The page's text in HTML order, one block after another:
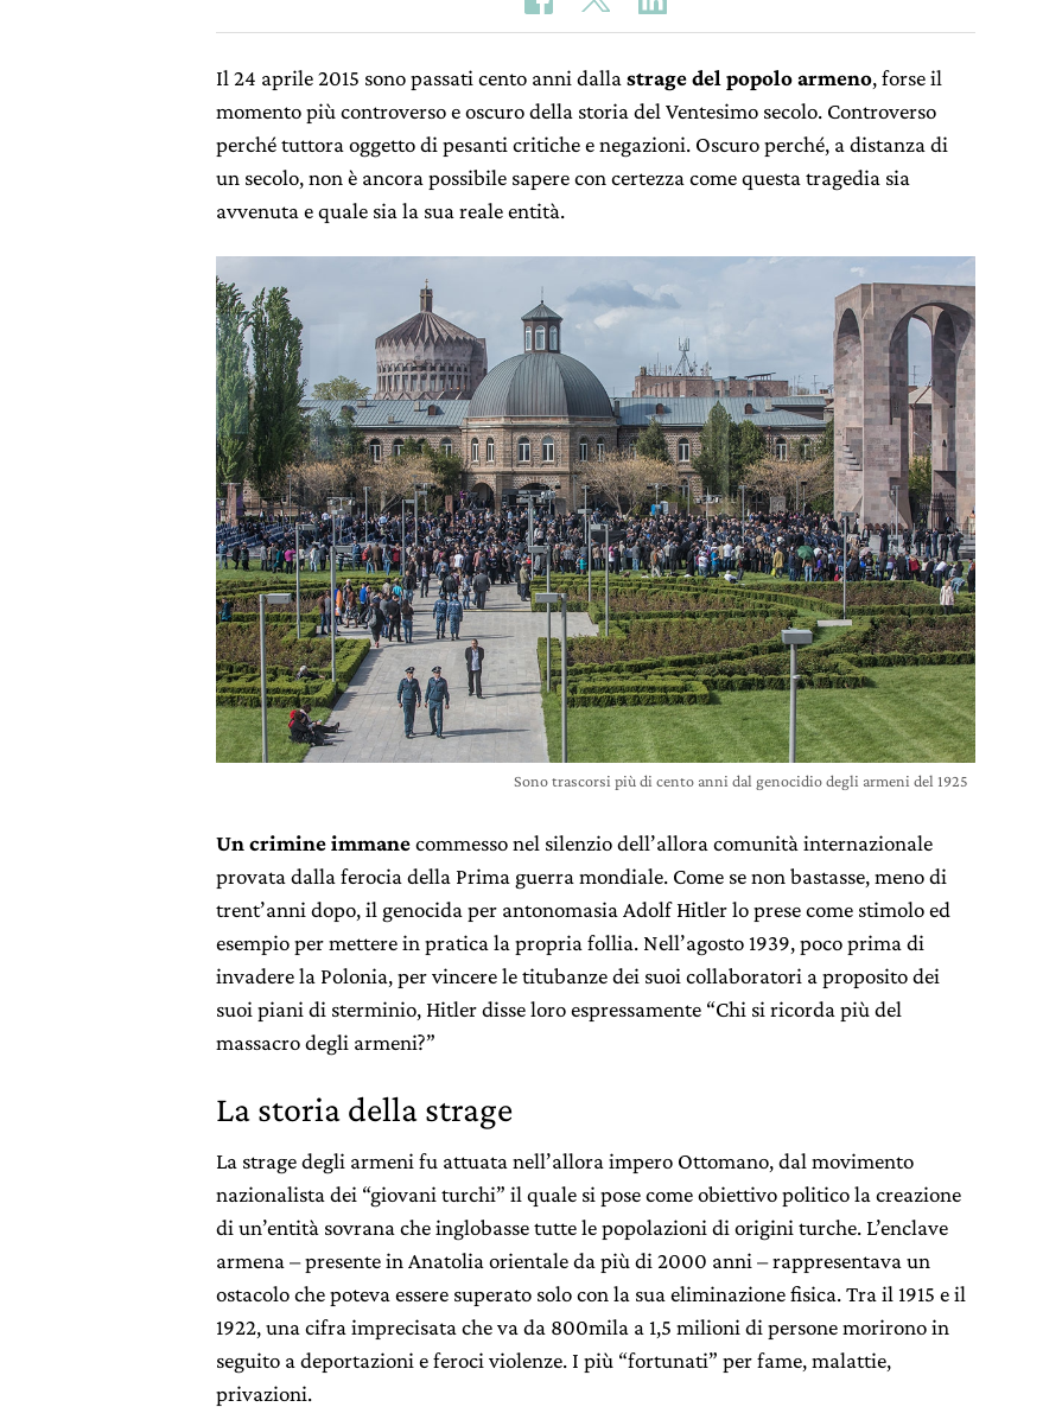
Il 24 aprile 2015 sono passati cento anni dalla strage del popolo armeno, forse il
momento più controverso e oscuro della storia del Ventesimo secolo. Controverso
perché tuttora oggetto di pesanti critiche e negazioni. Oscuro perché, a distanza di
un secolo, non è ancora possibile sapere con certezza come questa tragedia sia
avvenuta e quale sia la sua reale entità.
Sono trascorsi più di cento anni dal genocidio degli armeni del 1925
Un crimine immanecommesso nel silenzio dell’allora comunità internazionale
provata dalla ferocia della Prima guerra mondiale. Come se non bastasse, meno di
trent’anni dopo, il genocida per antonomasia Adolf Hitler lo prese come stimolo ed
esempio per mettere in pratica la propria follia. Nell’agosto 1939, poco prima di
invadere la Polonia, per vincere le titubanze dei suoi collaboratori a proposito dei
suoi piani di sterminio, Hitler disse loro espressamente “Chi si ricorda più del
massacro degli armeni?”
La storia della strage
La strage degli armeni fu attuata nell’allora impero Ottomano, dal movimento
nazionalista dei “giovani turchi” il quale si pose come obiettivo politico la creazione
di un’entità sovrana che inglobasse tutte le popolazioni di origini turche. L’enclave
armena – presente in Anatolia orientale da più di 2000 anni – rappresentava un
ostacolo che poteva essere superato solo con la sua eliminazione fisica. Tra il 1915 e il
1922, una cifra imprecisata che va da 800mila a 1,5 milioni di persone morirono in
seguito a deportazioni e feroci violenze. I più “fortunati” per fame, malattie,
privazioni.